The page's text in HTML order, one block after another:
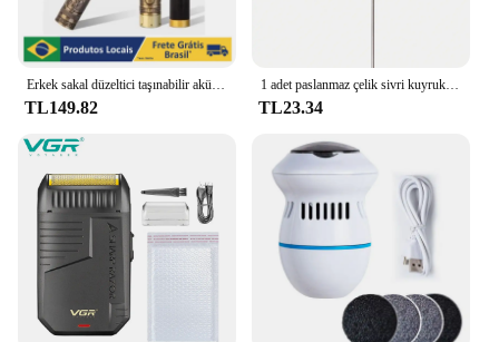
Erkek sakal düzeltici taşınabilir akülü bitirmek için profesyonel saç kesme makinesi tıraş T9
TL149.82
1 adet paslanmaz çelik sivri kuyruk saç tarak profesyonel saç tarak saç fırçası salon saç şekillendirici aracı saç tarak
TL23.34